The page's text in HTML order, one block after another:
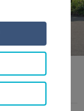
Aktuelles